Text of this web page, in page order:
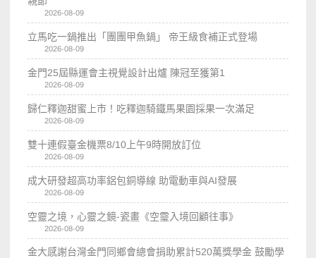
2026-08-09
立馬吃一鍋推出「團團甲魚鍋」 帝王級食補正式登場
2026-08-09
金門25屆縣運會主視覺設計出爐 陳冠至獲第1
2026-08-09
歸仁釋迦甜蜜上市！吃釋迦騎鐵馬果園採果一次滿足
2026-08-09
雙十連假臺金機票8/10上午9時開放訂位
2026-08-09
成大研發超高功率鋁包銅導線 助電動車與AI發展
2026-08-09
空靈之境，心靈之鏡-瓷畫《空𩆜入境回顧往事》
2026-08-09
金大感謝台灣金門同鄉會總會捐助累計520萬獎學金 鼓勵學